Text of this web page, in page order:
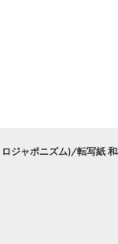
ロジャポニズム)/転写紙